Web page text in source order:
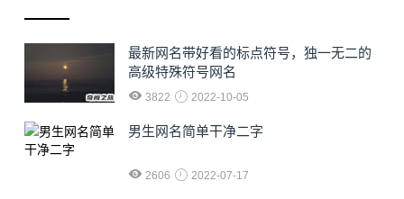
最新网名带好看的标点符号，独一无二的
高级特殊符号网名
3822 2022-10-05
男生网名简单干净二字
2606 2022-07-17